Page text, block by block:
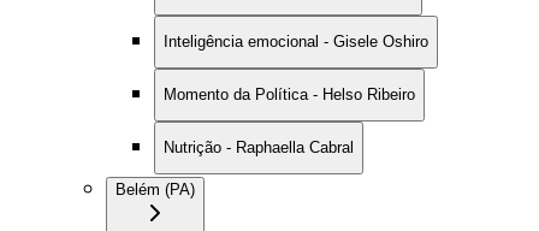
Inteligência emocional - Gisele Oshiro
Momento da Política - Helso Ribeiro
Nutrição - Raphaella Cabral
Belém (PA)